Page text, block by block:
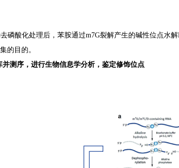
磷酸化处理后，苯胺通过m7G裂解产生的碱性位点水
的目的。
并测序，进行生物信息学分析，鉴定修饰位点